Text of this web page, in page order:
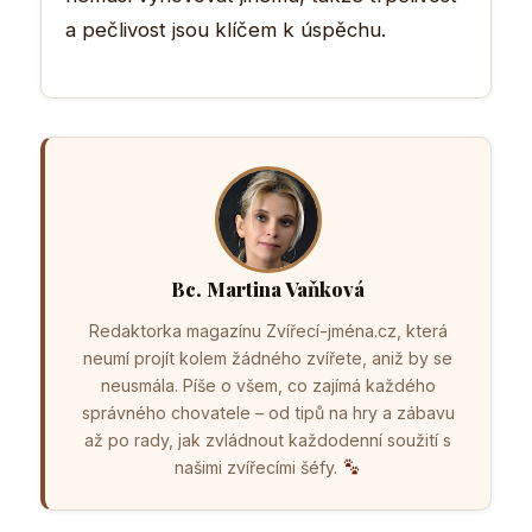
a pečlivost jsou klíčem k úspěchu.
Bc. Martina Vaňková
Redaktorka magazínu Zvířecí-jména.cz, která
neumí projít kolem žádného zvířete, aniž by se
neusmála. Píše o všem, co zajímá každého
správného chovatele – od tipů na hry a zábavu
až po rady, jak zvládnout každodenní soužití s
našimi zvířecími šéfy.